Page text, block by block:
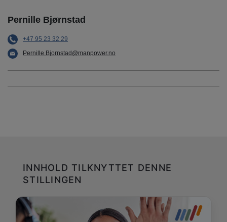
Pernille Bjørnstad
+47 95 23 32 29
Pernille.Bjornstad@manpower.no
INNHOLD TILKNYTTET DENNE
STILLINGEN